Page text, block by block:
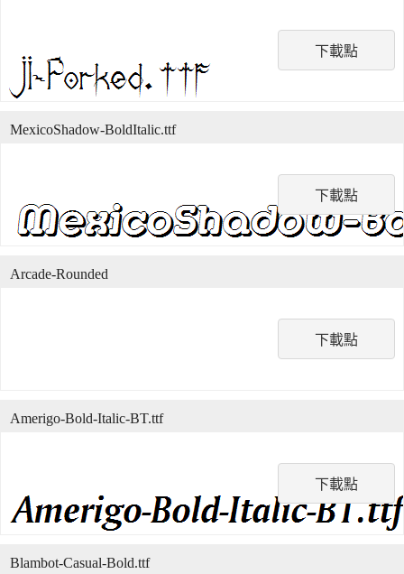
下載點
下載點
MexicoShadow-BoldItalic.ttf
下載點
Arcade-Rounded
下載點
Amerigo-Bold-Italic-BT.ttf
Blambot-Casual-Bold.ttf